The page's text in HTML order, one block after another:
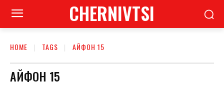
CHERNIVTSI
HOME TAGS АЙФОН 15
АЙФОН 15